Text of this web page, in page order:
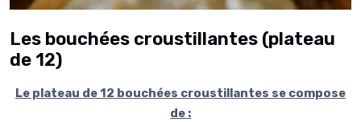
Les bouchées croustillantes (plateau
de 12)
Le plateau de 12 bouchées croustillantes se compose
de :